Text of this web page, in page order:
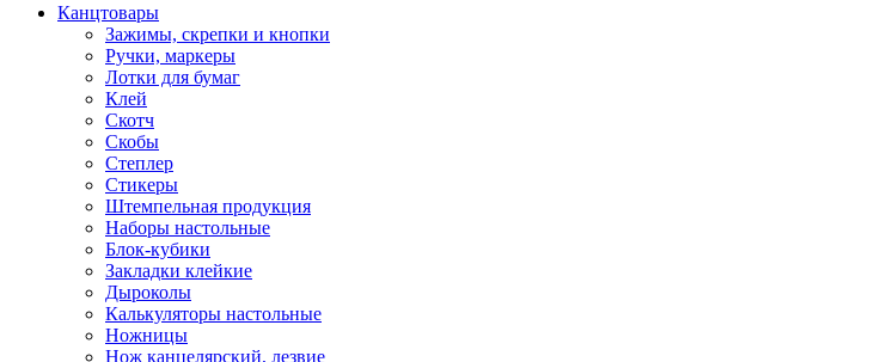
Канцтовары
Зажимы, скрепки и кнопки
Ручки, маркеры
Лотки для бумаг
Клей
Скотч
Скобы
Степлер
Стикеры
Штемпельная продукция
Наборы настольные
Блок-кубики
Закладки клейкие
Дыроколы
Калькуляторы настольные
Ножницы
Нож канцелярский, лезвие